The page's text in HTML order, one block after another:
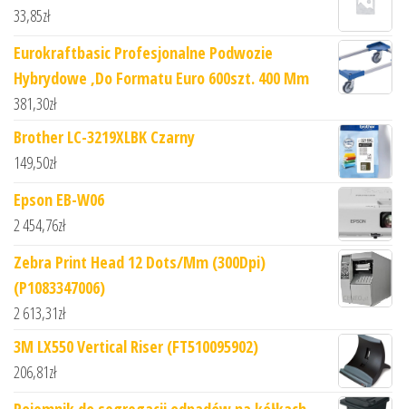
33,85zł
Eurokraftbasic Profesjonalne Podwozie
Hybrydowe ,Do Formatu Euro 600szt. 400 Mm
381,30zł
Brother LC-3219XLBK Czarny
149,50zł
Epson EB-W06
2 454,76zł
Zebra Print Head 12 Dots/Mm (300Dpi)
(P1083347006)
2 613,31zł
3M LX550 Vertical Riser (FT510095902)
206,81zł